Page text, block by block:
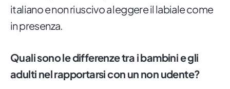
italiano e non riuscivo a leggere il labiale come
in presenza.
Quali sono le differenze tra i bambini e gli
adulti nel rapportarsi con un non udente?